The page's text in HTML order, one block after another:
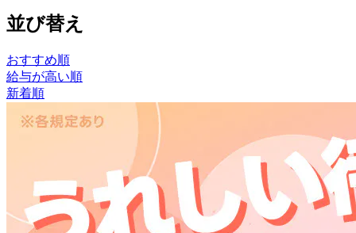
並び替え
おすすめ順
給与が高い順
新着順